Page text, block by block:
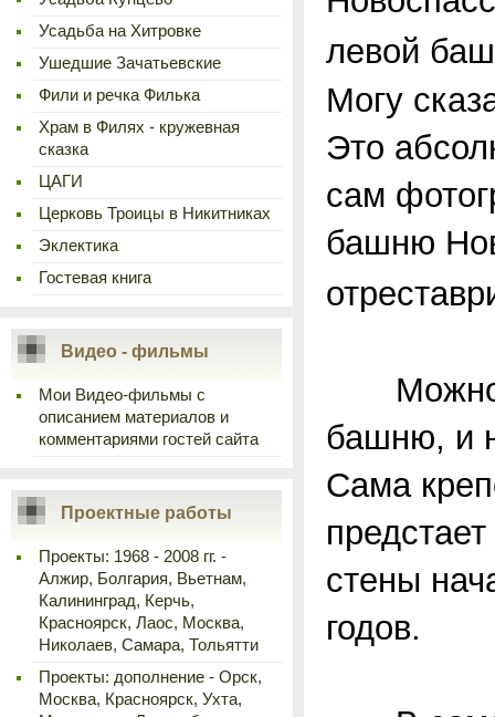
Усадьба на Хитровке
Ушедшие Зачатьевские
Фили и речка Филька
Храм в Филях - кружевная
сказка
ЦАГИ
Церковь Троицы в Никитниках
Эклектика
Гостевая книга
Видео - фильмы
Мои Видео-фильмы с
описанием материалов и
комментариями гостей сайта
Проектные работы
Проекты: 1968 - 2008 гг. -
Алжир, Болгария, Вьетнам,
Калининград, Керчь,
Красноярск, Лаос, Москва,
Николаев, Самара, Тольятти
Проекты: дополнение - Орск,
Москва, Красноярск, Ухта,
левой
Могу
Это
сам
башню
Можно
башню, и
Сама
стены
годов.